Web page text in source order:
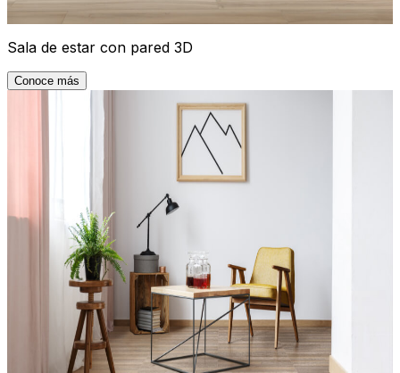
Sala de estar con pared 3D
Conoce más